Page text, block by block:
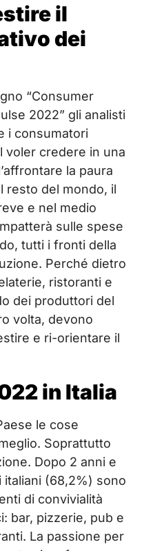
il
dei
“Consumer
2022” gli analisti
i consumatori
voler credere in una
la paura
resto del mondo, il
e nel medio
sulle spese
tutti i fronti della
Perché dietro
ristoranti e
dei produttori del
volta, devono
e ri-orientare il
in Italia
le cose
Soprattutto
Dopo 2 anni e
italiani (68,2%) sono
di convivialità
bar, pizzerie, pub e
La passione per